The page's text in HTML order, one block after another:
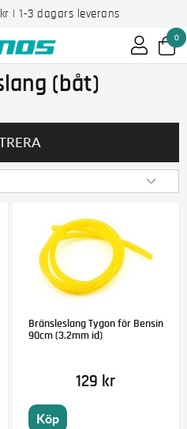
| 1-3 dagars leverans
0
(båt)
Bränsleslang Tygon för Bensin
90cm (3.2mm id)
129 kr
Köp